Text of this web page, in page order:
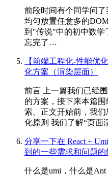
前段时间有个同学问
均匀放置任意多的
到"传说"中的初中数学
忘完了…
【前端工程化-性能优
化方案（渲染层面）
前言 上一篇我们已经
的方案，接下来本篇
索。正文开始前，我
化原则 我们了解“页面
分享一下在 React +
到的一些需求和问题的
什么是umi，什么是Ant